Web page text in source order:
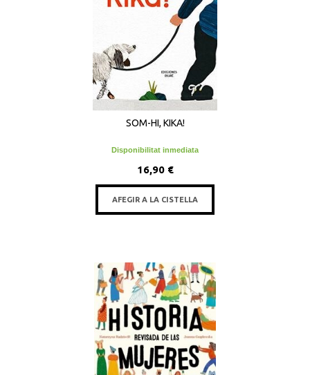
SOM-HI, KIKA!
Disponibilitat inmediata
16,90 €
AFEGIR A LA CISTELLA